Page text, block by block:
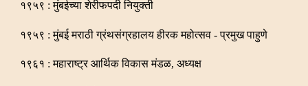
१९५९ : मुंबईच्या शेरीफपदी नियुक्ती
१९५९ : मुंबई मराठी ग्रंथसंग्रहालय हीरक महोत्सव - प्रमुख पाहुणे
१९६१ : महाराष्ट्र आर्थिक विकास मंडळ, अध्यक्ष